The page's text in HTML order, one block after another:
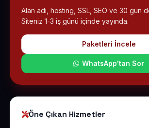
Alan adı, hosting, SSL, SEO ve 30 gün
Siteniz 1-3 iş günü içinde yayında.
Paketleri İncele
WhatsApp'tan Sor
Öne Çıkan Hizmetler